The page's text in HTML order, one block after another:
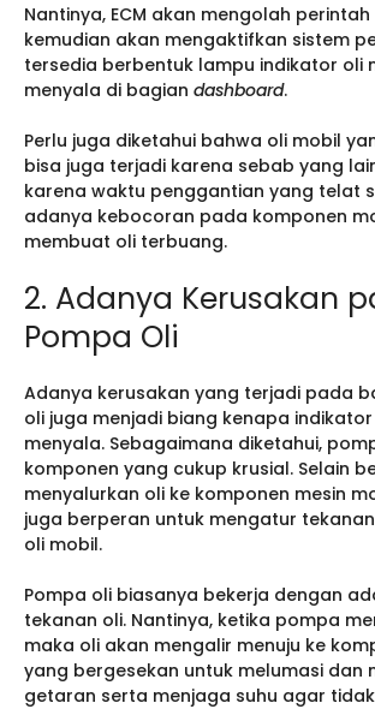
Nantinya, ECM akan mengolah perintah
kemudian akan mengaktifkan sistem
tersedia berbentuk lampu indikator oli
menyala di bagian dashboard.
Perlu juga diketahui bahwa oli mobil
bisa juga terjadi karena sebab yang
karena waktu penggantian yang telat
adanya kebocoran pada komponen
membuat oli terbuang.
2. Adanya Kerusakan
Pompa Oli
Adanya kerusakan yang terjadi pada
oli juga menjadi biang kenapa
menyala. Sebagaimana diketahui,
komponen yang cukup krusial. Selain
menyalurkan oli ke komponen mesin
juga berperan untuk mengatur
oli mobil.
Pompa oli biasanya bekerja dengan
tekanan oli. Nantinya, ketika pompa
maka oli akan mengalir menuju ke
yang bergesekan untuk melumasi dan
getaran serta menjaga suhu agar